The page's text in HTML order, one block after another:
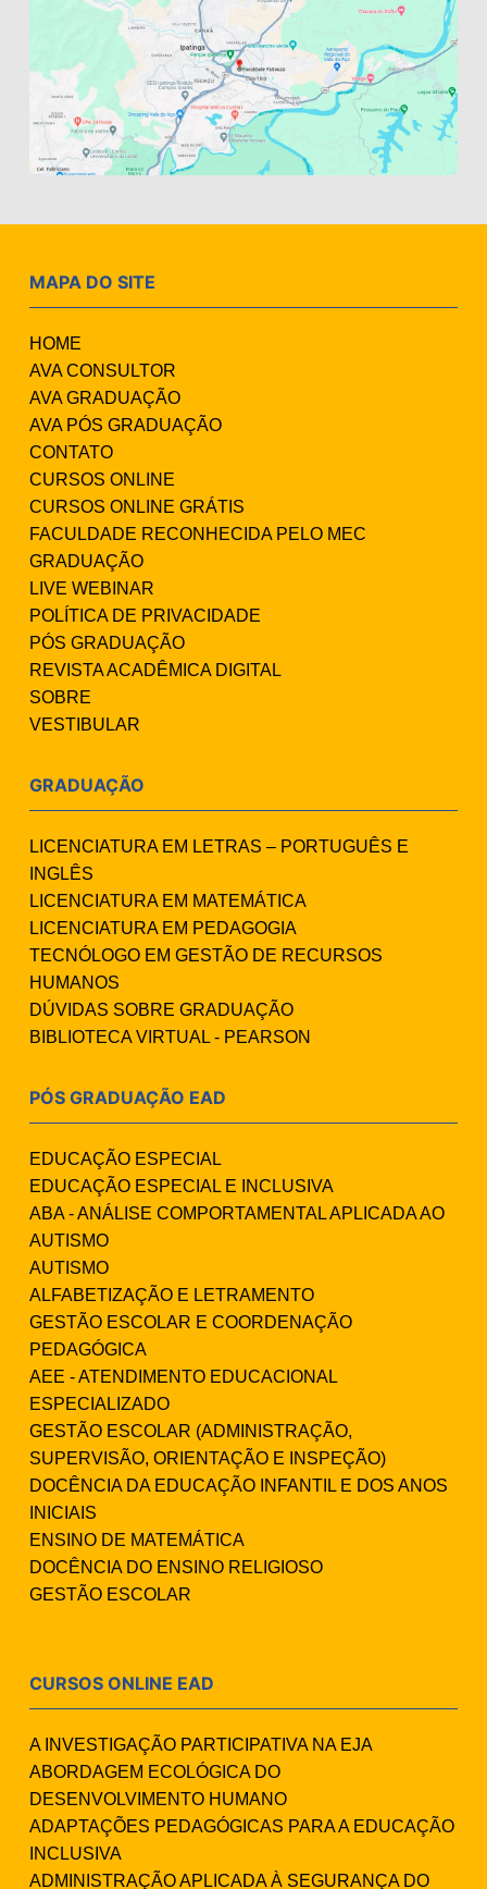
MAPA DO SITE
HOME
AVA CONSULTOR
AVA GRADUAÇÃO
AVA PÓS GRADUAÇÃO
CONTATO
CURSOS ONLINE
CURSOS ONLINE GRÁTIS
FACULDADE RECONHECIDA PELO MEC
GRADUAÇÃO
LIVE WEBINAR
POLÍTICA DE PRIVACIDADE
PÓS GRADUAÇÃO
REVISTA ACADÊMICA DIGITAL
SOBRE
VESTIBULAR
GRADUAÇÃO
LICENCIATURA EM LETRAS – PORTUGUÊS E
INGLÊS
LICENCIATURA EM MATEMÁTICA
LICENCIATURA EM PEDAGOGIA
TECNÓLOGO EM GESTÃO DE RECURSOS
HUMANOS
DÚVIDAS SOBRE GRADUAÇÃO
BIBLIOTECA VIRTUAL - PEARSON
PÓS GRADUAÇÃO EAD
EDUCAÇÃO ESPECIAL
EDUCAÇÃO ESPECIAL E INCLUSIVA
ABA - ANÁLISE COMPORTAMENTAL APLICADA AO
AUTISMO
AUTISMO
ALFABETIZAÇÃO E LETRAMENTO
GESTÃO ESCOLAR E COORDENAÇÃO
PEDAGÓGICA
AEE - ATENDIMENTO EDUCACIONAL
ESPECIALIZADO
GESTÃO ESCOLAR (ADMINISTRAÇÃO,
SUPERVISÃO, ORIENTAÇÃO E INSPEÇÃO)
DOCÊNCIA DA EDUCAÇÃO INFANTIL E DOS ANOS
INICIAIS
ENSINO DE MATEMÁTICA
DOCÊNCIA DO ENSINO RELIGIOSO
GESTÃO ESCOLAR
CURSOS ONLINE EAD
A INVESTIGAÇÃO PARTICIPATIVA NA EJA
ABORDAGEM ECOLÓGICA DO
DESENVOLVIMENTO HUMANO
ADAPTAÇÕES PEDAGÓGICAS PARA A EDUCAÇÃO
INCLUSIVA
ADMINISTRAÇÃO APLICADA À SEGURANÇA DO